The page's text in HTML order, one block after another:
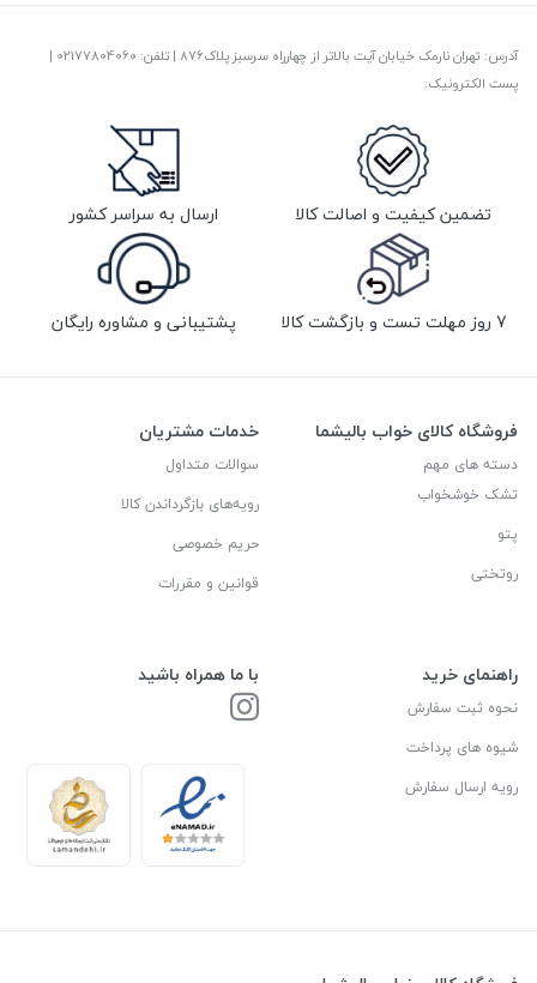
آدرس: تهران نارمک خیابان آیت بالاتر از چهارراه سرسبز پلاک876 | تلفن: ‎02177804060 |
پست الکترونیک:
تضمین کیفیت و اصالت کالا ارسال به سراسر کشور
7 روز مهلت تست و بازگشت کالا پشتیبانی و مشاوره رایگان
فروشگاه کالای خواب بالیشما
دسته های مهم
تشک خوشخواب
پتو
روتختی
خدمات مشتریان
سوالات متداول
رویه‌های بازگرداندن کالا
حریم خصوصی
قوانین و مقررات
راهنمای خرید
نحوه ثبت سفارش
شیوه های پرداخت
رویه ارسال سفارش
با ما همراه باشید